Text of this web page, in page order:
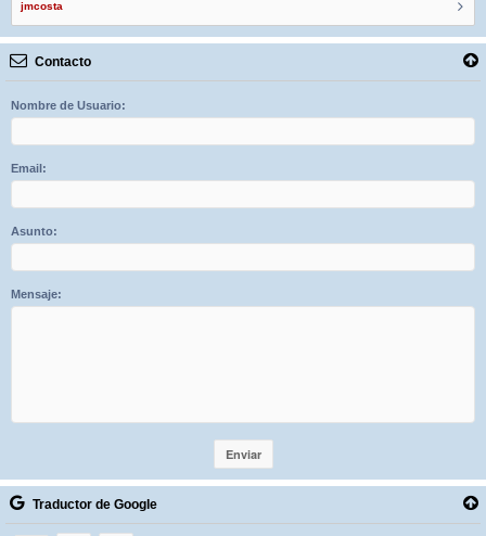
jmcosta
Contacto
Nombre de Usuario:
Email:
Asunto:
Mensaje:
Traductor de Google